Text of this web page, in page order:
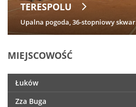
TERESPOLU
Upalna pogoda, 36-stopniowy
MIEJSCOWOŚĆ
Łuków
Zza Buga